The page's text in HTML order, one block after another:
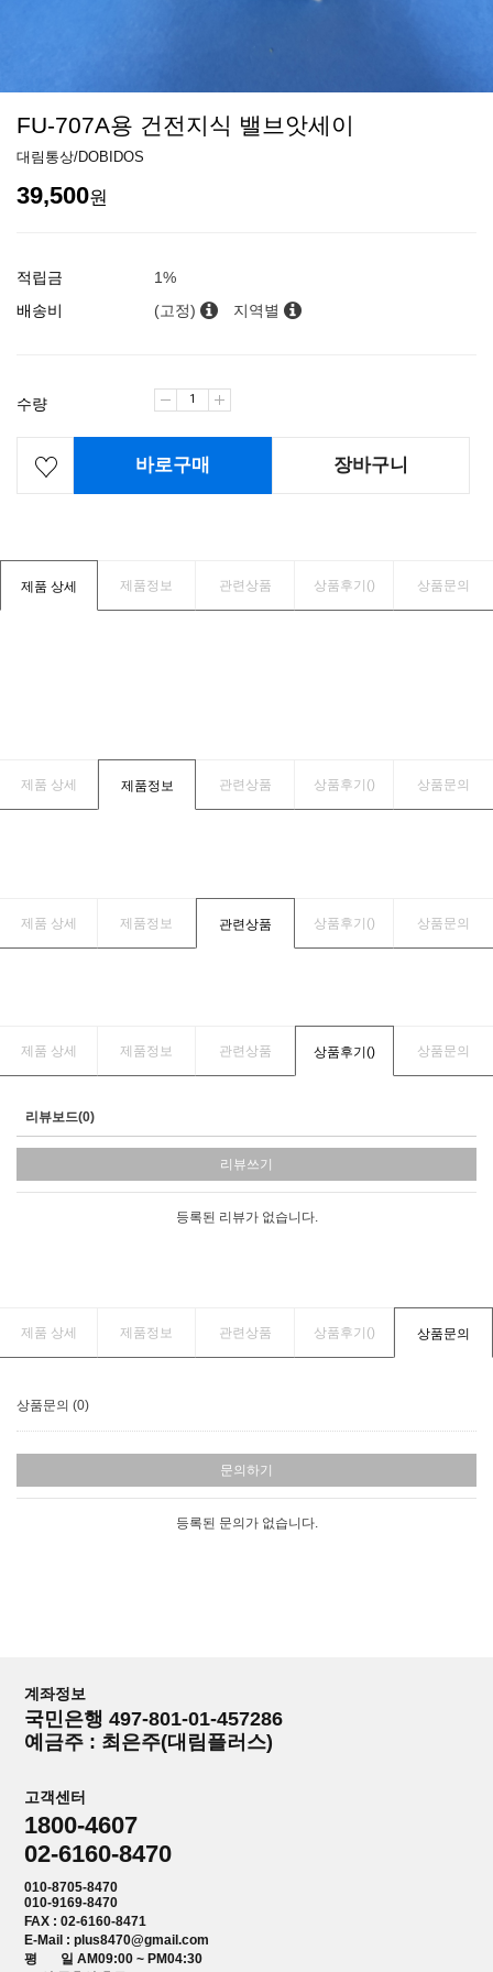
FU-707A용 건전지식 밸브앗세이
대림통상/DOBIDOS
39,500원
적립금
1%
배송비
(고정) 지역별
수량
바로구매 장바구니
제품 상세 제품정보 관련상품 상품후기() 상품문의
제품 상세 제품정보 관련상품 상품후기() 상품문의
제품 상세 제품정보 관련상품 상품후기() 상품문의
제품 상세 제품정보 관련상품 상품후기() 상품문의
리뷰보드(0)
리뷰쓰기
등록된 리뷰가 없습니다.
제품 상세 제품정보 관련상품 상품후기() 상품문의
상품문의 (0)
문의하기
등록된 문의가 없습니다.
계좌정보
국민은행 497-801-01-457286
예금주 : 최은주(대림플러스)
고객센터
1800-4607
02-6160-8470
010-8705-8470
010-9169-8470
FAX : 02-6160-8471
E-Mail : plus8470@gmail.com
평 일 AM09:00 ~ PM04:30